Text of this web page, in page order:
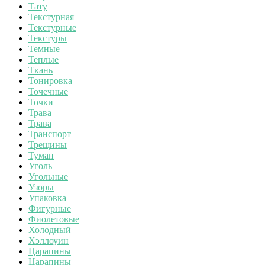
Тату
Текстурная
Текстурные
Текстуры
Темные
Теплые
Ткань
Тонировка
Точечные
Точки
Трава
Трава
Транспорт
Трещины
Туман
Уголь
Угольные
Узоры
Упаковка
Фигурные
Фиолетовые
Холодный
Хэллоуин
Царапины
Царапины